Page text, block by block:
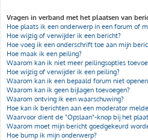
Vragen in verband met het plaatsen van
Hoe plaats ik een onderwerp in een forum of
Hoe wijzig of verwijder ik een bericht?
Hoe voeg ik een onderschrift toe aan mijn
Hoe maak ik een peiling?
Waarom kan ik niet meer peilingsopties
Hoe wijzig of verwijder ik een peiling?
Waarom kan ik een bepaald forum niet
Waarom kan ik geen bijlagen toevoegen?
Waarom ontving ik een waarschuwing?
Hoe kan ik berichten aan een moderator
Waarvoor dient de "Opslaan"-knop bij het
Waarom moet mijn bericht goedgekeurd
Hoe bump ik mijn onderwerp?